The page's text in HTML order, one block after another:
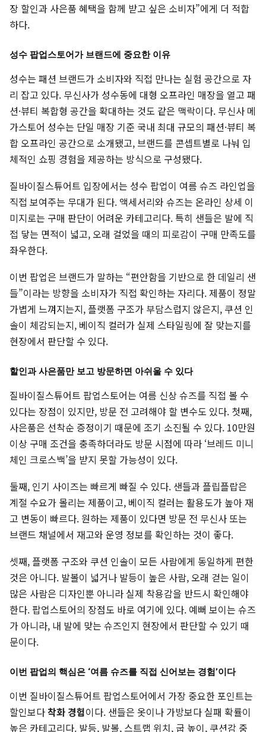
장 할인과 사은품 혜택을 함께 받고 싶은 소비자”에게 더 적합
하다.
성수 팝업스토어가 브랜드에 중요한 이유
성수는 패션 브랜드가 소비자와 직접 만나는 실험 공간으로 자
리 잡고 있다. 무신사가 성수동에 대형 오프라인 매장을 열고 패
션·뷰티 복합형 공간을 확대하는 것도 같은 맥락이다. 무신사 메
가스토어 성수는 단일 매장 기준 국내 최대 규모의 패션·뷰티 복
합 오프라인 공간으로 소개됐고, 브랜드를 콘셉트별로 나눠 입
체적인 쇼핑 경험을 제공하는 방식으로 구성됐다.
질바이질스튜어트 입장에서는 성수 팝업이 여름 슈즈 라인업을
직접 보여주는 무대가 된다. 액세서리와 슈즈는 온라인 상세 이
미지로는 구매 판단이 어려운 카테고리다. 특히 샌들은 발에 직
접 닿는 면적이 넓고, 오래 걸었을 때의 피로감이 구매 만족도를
좌우한다.
이번 팝업은 브랜드가 말하는 “편안함을 기반으로 한 데일리 샌
들”이라는 방향을 소비자가 직접 확인하는 자리다. 제품이 정말
가볍게 느껴지는지, 플랫폼 구조가 부담스럽지 않은지, 쿠션 인
솔이 체감되는지, 베이직 컬러가 실제 스타일링에 잘 맞는지를
현장에서 판단할 수 있다.
할인과 사은품만 보고 방문하면 아쉬울 수 있다
질바이질스튜어트 팝업스토어는 여름 신상 슈즈를 직접 볼 수
있다는 장점이 있지만, 방문 전 고려해야 할 변수도 있다. 첫째,
사은품은 선착순 증정이기 때문에 조기 소진될 수 있다. 10만원
이상 구매 조건을 충족하더라도 방문 시점에 따라 ‘브레드 미니
체인 크로스백’을 받지 못할 가능성이 있다.
둘째, 인기 사이즈는 빠르게 빠질 수 있다. 샌들과 플립플랍은
계절 수요가 몰리는 제품이고, 베이직 컬러는 활용도가 높아 재
고 변동이 빠르다. 원하는 제품이 있다면 방문 전 무신사 또는
브랜드 채널에서 재고와 운영 정보를 확인하는 것이 좋다.
셋째, 플랫폼 구조와 쿠션 인솔이 모든 사람에게 동일하게 편한
것은 아니다. 발볼이 넓거나 발등이 높은 사람, 오래 걷는 일이
많은 사람은 디자인뿐 아니라 실제 착용감을 반드시 확인해야
한다. 팝업스토어의 장점도 바로 여기에 있다. 예뻐 보이는 슈즈
가 아니라, 내 발에 맞는 슈즈인지 현장에서 판단할 수 있기 때
문이다.
이번 팝업의 핵심은 ‘여름 슈즈를 직접 신어보는 경험’이다
이번 질바이질스튜어트 팝업스토어에서 가장 중요한 포인트는
할인보다착화 경험이다. 샌들은 옷이나 가방보다 실패 확률이
높은 카테고리다. 발등, 발볼, 스트랩 위치, 굽 높이, 쿠션감 중